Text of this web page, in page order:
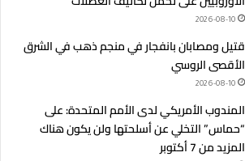
2026-08-10
قتيل ومصابان بانفجار في منجم ذهب في الشرق
الأقصى الروسي
2026-08-10
المندوب الأمريكي لدى الأمم المتحدة: على
“حماس” التخلي عن أسلحتها ولن يكون هناك
المزيد من 7 أكتوبر